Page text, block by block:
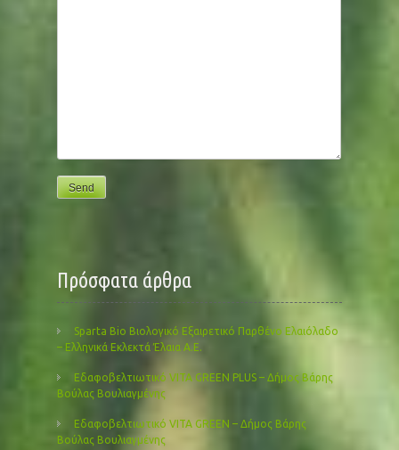
Πρόσφατα άρθρα
Sparta Bio Βιολογικό Εξαιρετικό Παρθένο Ελαιόλαδο
– Ελληνικά Εκλεκτά Έλαια Α.Ε.
Εδαφοβελτιωτικό VITA GREEN PLUS – Δήμος Βάρης
Βούλας Βουλιαγμένης
Εδαφοβελτιωτικό VITA GREEN – Δήμος Βάρης
Βούλας Βουλιαγμένης